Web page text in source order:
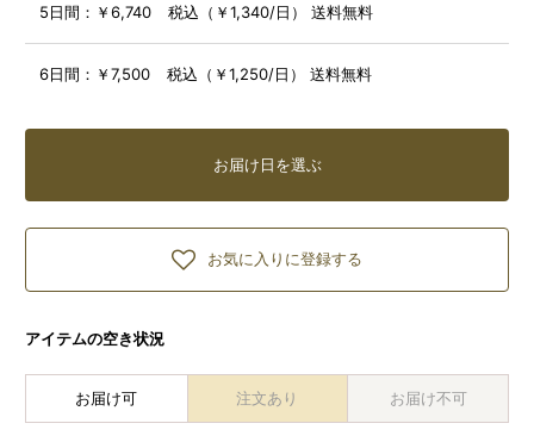
5日間： ￥6,740 税込（￥1,340/日） 送料無料
6日間： ￥7,500 税込（￥1,250/日） 送料無料
お届け日を選ぶ
お気に入りに登録する
アイテムの空き状況
お届け可 注文あり お届け不可